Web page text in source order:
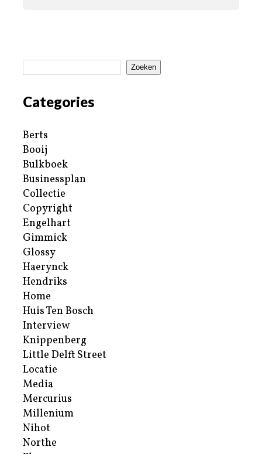
Zoeken
Categories
Berts
Booij
Bulkboek
Businessplan
Collectie
Copyright
Engelhart
Gimmick
Glossy
Haerynck
Hendriks
Home
Huis Ten Bosch
Interview
Knippenberg
Little Delft Street
Locatie
Media
Mercurius
Millenium
Nihot
Northe